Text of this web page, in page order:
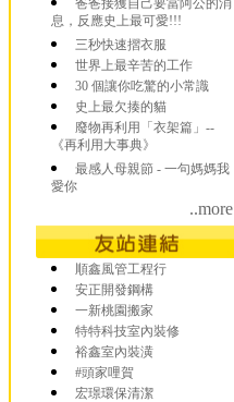
爸爸接獲自己要當阿公的消
息，反應史上最可愛!!!
三秒快速摺衣服
世界上最辛苦的工作
30 個讓你吃驚的小常識
史上最欠揍的貓
廢物再利用「衣架篇」--
《再利用大事典》
最感人母親節 - 一句媽媽我
愛你
..more
順鑫風管工程行
安正開發鋼構
一新桃園搬家
特特科技室內裝修
裕鑫室內裝潢
#頭家哩賀
宏璟環保清潔